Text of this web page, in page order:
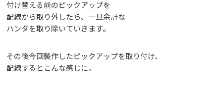
付け替える前のピックアップを
配線から取り外したら、一旦余計な
ハンダを取り除いていきます。
その後今回製作したピックアップを取り付け、
配線するとこんな感じに。